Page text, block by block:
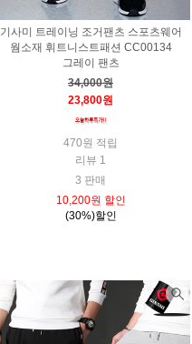
기사미 트레이닝 조거팬츠 스포츠웨어
웜소재 휘트니스트패션 CC00134
그레이 팬츠
34,000원
23,800원
470원 적립
리뷰 1
3 판매
10,200원 할인
(30%)할인